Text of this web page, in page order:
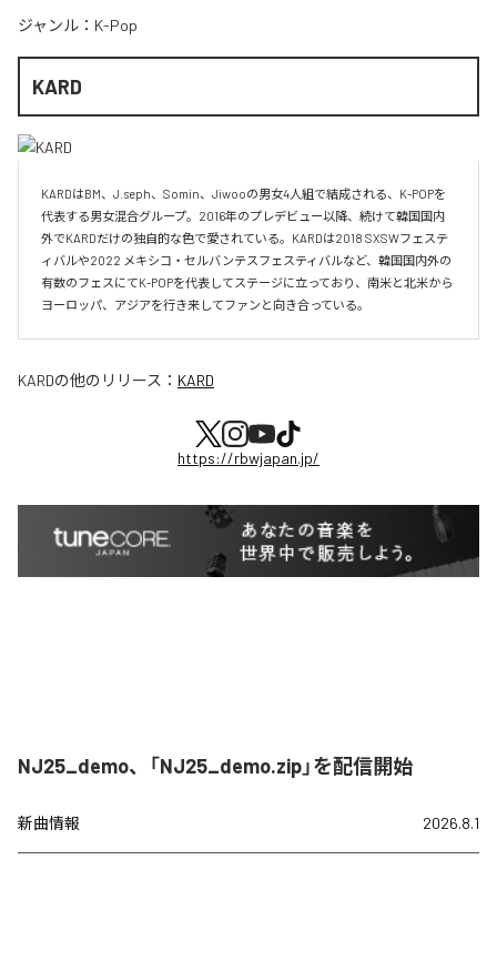
ジャンル： K-Pop
KARD
KARDはBM、J.seph、Somin、Jiwooの男女4人組で結成される、K-POPを
代表する男女混合グループ。2016年のプレデビュー以降、続けて韓国国内
外でKARDだけの独自的な色で愛されている。KARDは2018 SXSWフェステ
ィバルや2022 メキシコ・セルバンテスフェスティバルなど、韓国国内外の
有数のフェスにてK-POPを代表してステージに立っており、南米と北米から
ヨーロッパ、アジアを行き来してファンと向き合っている。
KARDの他のリリース： KARD
https://rbwjapan.jp/
NJ25_demo、「NJ25_demo.zip」を配信開始
新曲情報 2026.8.1